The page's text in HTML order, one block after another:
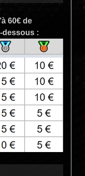
60€ de
dessous :